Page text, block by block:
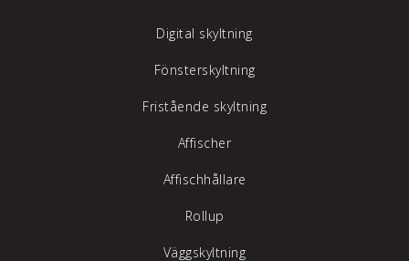
Digital skyltning
Fönsterskyltning
Fristående skyltning
Affischer
Affischhållare
Rollup
Väggskyltning